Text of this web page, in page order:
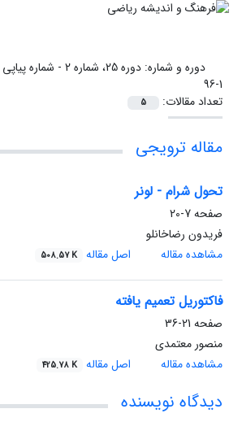
دوره و شماره:
1-96
تعداد مقالات:
5
مقاله ترویجی
تحول شرام - لونر
صفحه7-20
فریدون رضاخانلو
مشاهده مقاله
اصل مقاله 508.57 K
فاکتوریل تعمیم یافته
صفحه 21-36
منصور معتمدی
مشاهده مقاله
اصل مقاله 425.78 K
دیدگاه نویسنده